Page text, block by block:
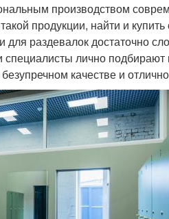
производством
продукции, найти и купить
раздевалок достаточно
лично подбирают
качестве и